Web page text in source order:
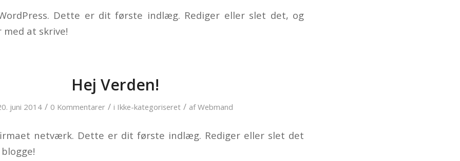
Dette er dit første indlæg. Rediger eller slet det, og
at skrive!
Hej Verden!
juni 2014 / 0 Kommentarer / i Ikke-kategoriseret / afWebmand
netværk. Dette er dit første indlæg. Rediger eller slet det